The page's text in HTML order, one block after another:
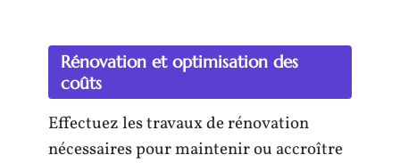
Rénovation et optimisation des
coûts
Effectuez les travaux de rénovation
nécessaires pour maintenir ou accroître